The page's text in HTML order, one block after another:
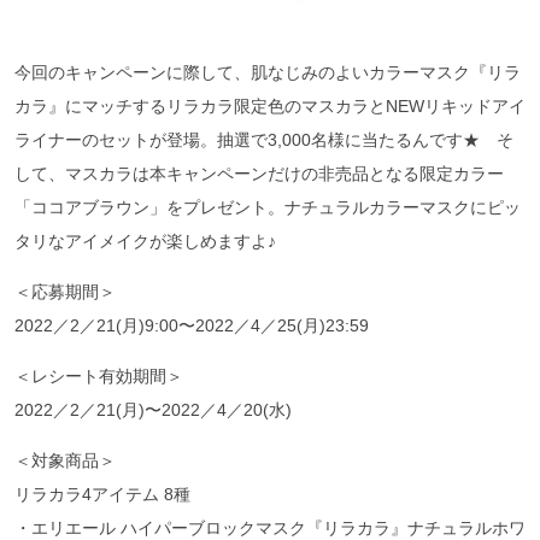
今回のキャンペーンに際して、肌なじみのよいカラーマスク『リラ
カラ』にマッチするリラカラ限定色のマスカラとNEWリキッドアイ
ライナーのセットが登場。抽選で3,000名様に当たるんです★ そ
して、マスカラは本キャンペーンだけの非売品となる限定カラー
「ココアブラウン」をプレゼント。ナチュラルカラーマスクにピッ
タリなアイメイクが楽しめますよ♪
＜応募期間＞
2022／2／21(月)9:00〜2022／4／25(月)23:59
＜レシート有効期間＞
2022／2／21(月)〜2022／4／20(水)
＜対象商品＞
リラカラ4アイテム 8種
・エリエール ハイパーブロックマスク『リラカラ』ナチュラルホワ